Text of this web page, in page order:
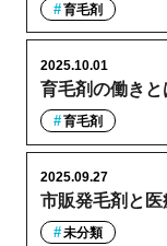
育毛剤
育毛剤の働き
2025.10.01
育毛剤
市販発毛剤と
2025.09.27
未分類